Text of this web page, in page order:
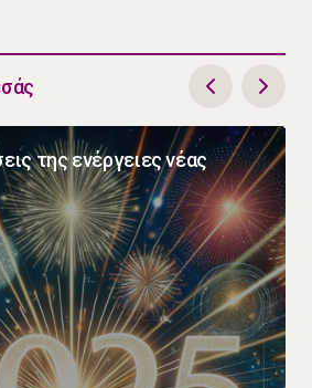
της ενέργειες νέας